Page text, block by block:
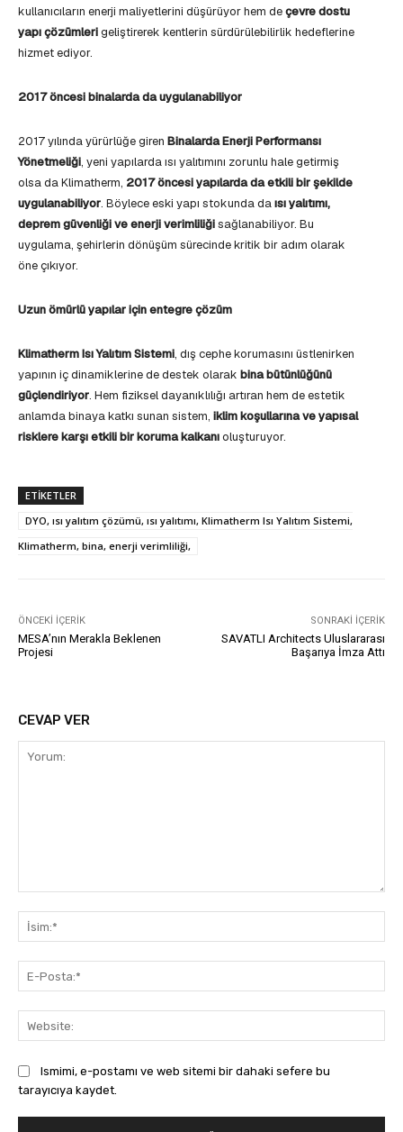
kullanıcıların enerji maliyetlerini düşürüyor hem deçevre dostu
yapı çözümleri geliştirerek kentlerin sürdürülebilirlik hedeflerine
hizmet ediyor.
2017 öncesi binalarda da uygulanabiliyor
2017 yılında yürürlüğe giren Binalarda Enerji Performansı
Yönetmeliği, yeni yapılarda ısı yalıtımını zorunlu hale getirmiş
olsa da Klimatherm, 2017 öncesi yapılarda da etkili bir şekilde
uygulanabiliyor. Böylece eski yapı stokunda daısı yalıtımı,
deprem güvenliği ve enerji verimliliğisağlanabiliyor. Bu
uygulama, şehirlerin dönüşüm sürecinde kritik bir adım olarak
öne çıkıyor.
Uzun ömürlü yapılar için entegre çözüm
Klimatherm Isı Yalıtım Sistemi, dış cephe korumasını üstlenirken
yapının iç dinamiklerine de destek olarak bina bütünlüğünü
güçlendiriyor. Hem fiziksel dayanıklılığı artıran hem de estetik
anlamda binaya katkı sunan sistem, iklim koşullarına ve yapısal
risklere karşı etkili bir koruma kalkanıoluşturuyor.
ETIKETLER
DYO, ısı yalıtım çözümü, ısı yalıtımı, Klimatherm Isı Yalıtım Sistemi,
Klimatherm, bina, enerji verimliliği,
ÖNCEKI İÇERIK
MESA’nın Merakla Beklenen
Projesi
SONRAKI İÇERIK
SAVATLI Architects Uluslararası
Başarıya İmza Attı
CEVAP VER
Ismimi, e-postamı ve web sitemi bir dahaki sefere bu
tarayıcıya kaydet.